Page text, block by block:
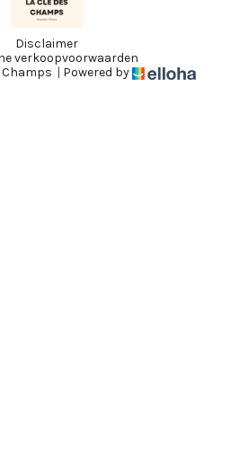
Disclaimer
verkoopvoorwaarden
Champs | Powered by